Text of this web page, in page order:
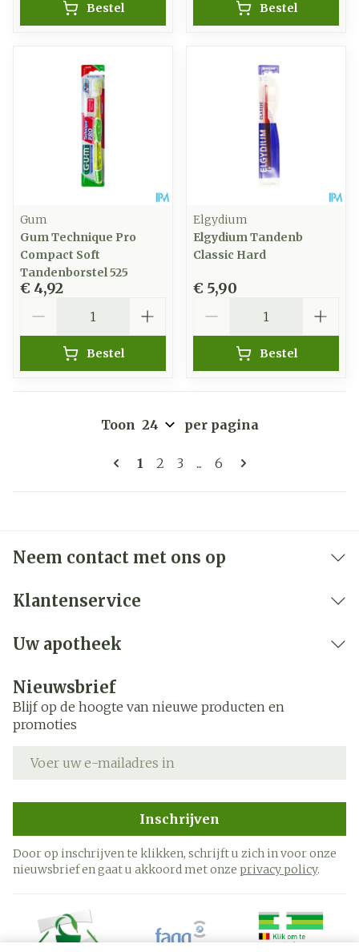
Bestel Bestel
Gum
Gum Technique Pro
Compact Soft
Tandenborstel 525
€ 4,92
Bestel
Elgydium
Elgydium Tandenb
Classic Hard
€ 5,90
Bestel
Pagina's
U lees momenteel pagina
1 Pagina
2 Pagina
3 ... Pagina
6
Toon per pagina
Neem contact met ons op
Klantenservice
Uw apotheek
Nieuwsbrief
Blijf op de hoogte van nieuwe producten en
promoties
Inschrijven
Door op inschrijven te klikken, schrijft u zich in voor onze
nieuwsbrief en gaat u akkoord met onze privacy policy.